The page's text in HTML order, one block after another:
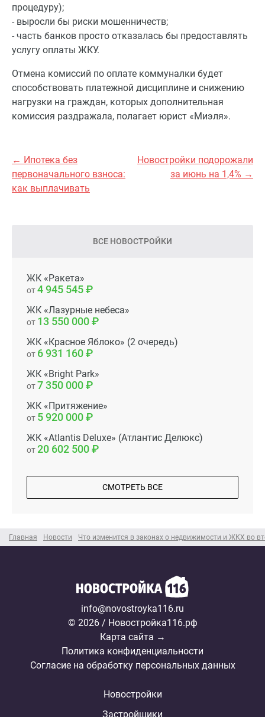
Главная Новости Что изменится в законах о недвижимости и ЖКХ во
процедуру);
- выросли бы риски мошенничеств;
- часть банков просто отказалась бы предоставлять
услугу оплаты ЖКУ.
Отмена комиссий по оплате коммуналки будет
способствовать платежной дисциплине и снижению
нагрузки на граждан, которых дополнительная
комиссия раздражала, полагает юрист «Миэля».
← Ипотека без
первоначального взноса:
как выплачивать
Новостройки подорожали
за июнь на 1,4% →
ВСЕ НОВОСТРОЙКИ
ЖК «Ракета»
от4 945 545
ЖК «Лазурные небеса»
от 13 550 000
ЖК «Красное Яблоко» (2 очередь)
от 6 931 160
ЖК «Bright Park»
от7 350 000
ЖК «Притяжение»
от 5 920 000
ЖК «Atlantis Deluxe» (Атлантис Делюкс)
от20 602 500
СМОТРЕТЬ ВСЕ
info@novostroyka116.ru
© 2026 / Новостройка116.рф
Карта сайта →
Политика конфиденциальности
Согласие на обработку персональных данных
Новостройки
Застройщики